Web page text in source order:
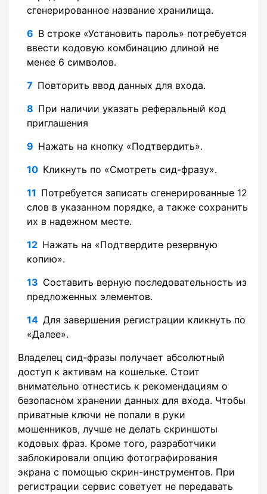
сгенерированное название хранилища.
В строке «Установить пароль» потребуется
ввести кодовую комбинацию длиной не
менее 6 символов.
Повторить ввод данных для входа.
При наличии указать реферальный код
приглашения
Нажать на кнопку «Подтвердить».
Кликнуть по «Смотреть сид-фразу».
Потребуется записать сгенерированные 12
слов в указанном порядке, а также сохранить
их в надежном месте.
Нажать на «Подтвердите резервную
копию».
Составить верную последовательность из
предложенных элементов.
Для завершения регистрации кликнуть по
«Далее».
Владелец сид-фразы получает абсолютный
доступ к активам на кошельке. Стоит
внимательно отнестись к рекомендациям о
безопасном хранении данных для входа. Чтобы
приватные ключи не попали в руки
мошенников, лучше не делать скриншоты
кодовых фраз. Кроме того, разработчики
заблокировали опцию фотографирования
экрана с помощью скрин-инструментов. При
регистрации сервис советует не передавать